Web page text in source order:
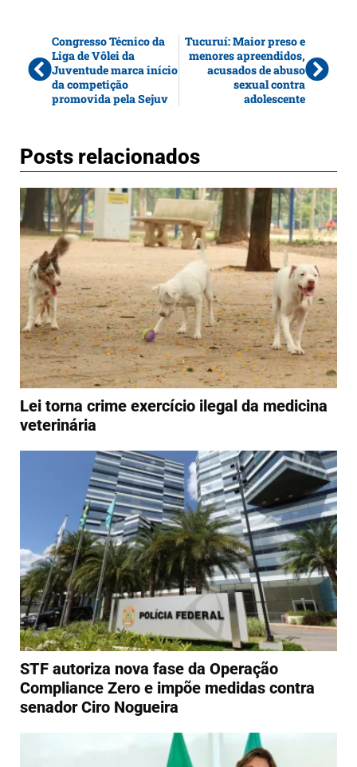
Congresso Técnico da
Liga de Vôlei da
Juventude marca início
da competição
promovida pela Sejuv
Tucuruí: Maior preso e
menores apreendidos,
acusados de abuso
sexual contra
adolescente
Posts relacionados
Lei torna crime exercício ilegal da medicina
veterinária
STF autoriza nova fase da Operação
Compliance Zero e impõe medidas contra
senador Ciro Nogueira